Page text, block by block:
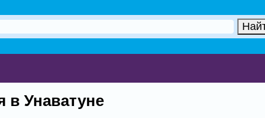
в Унаватуне